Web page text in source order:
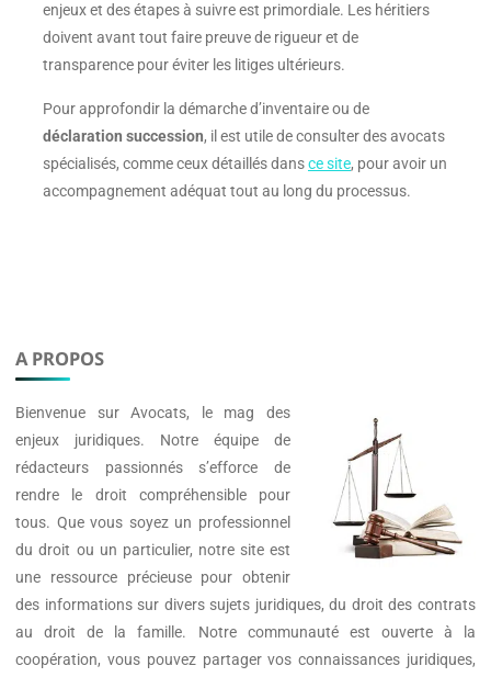
enjeux et des étapes à suivre est primordiale. Les héritiers
doivent avant tout faire preuve de rigueur et de
transparence pour éviter les litiges ultérieurs.
Pour approfondir la démarche d’inventaire ou de
déclaration succession, il est utile de consulter des avocats
spécialisés, comme ceux détaillés dansce site, pour avoir un
accompagnement adéquat tout au long du processus.
A PROPOS
Bienvenue surAvocats, le mag des
enjeux juridiques. Notre équipe de
rédacteurs passionnés s’efforce de
rendre le droit compréhensible pour
tous. Que vous soyez un professionnel
du droit ou un particulier, notre site est
une ressource précieuse pour obtenir
des informations sur divers sujets juridiques, du droit des contrats
au droit de la famille. Notre communauté est ouverte à la
coopération, vous pouvez partager vos connaissances juridiques,